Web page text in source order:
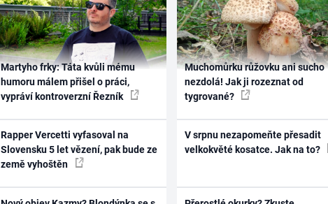
Martyho frky: Táta kvůli mému
humoru málem přišel o práci,
vypráví kontroverzní Řezník
Rapper Vercetti vyfasoval na
Slovensku 5 let vězení, pak bude ze
země vyhoštěn
Muchomůrku růžovku ani sucho
nezdolá! Jak ji rozeznat od
tygrované?
V srpnu nezapomeňte přesadit
velkokvěté kosatce. Jak na to?